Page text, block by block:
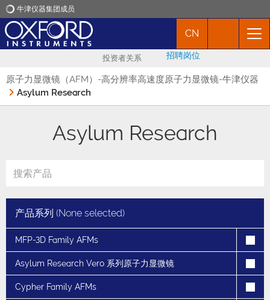
牛津仪器集团成员
产品
新闻
CN
投资者关系 招聘岗位
原子力显微镜（AFM）-高分辨率高速度原子力显微镜-牛津仪器
Asylum Research
Asylum Research
产品系列 (None selected)
MFP-3D Family AFMs
Asylum Research Vero 系列原子力显微镜
Cypher Family AFMs